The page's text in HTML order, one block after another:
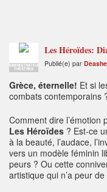
ADMINISTRATEUR
THÉÂTRES
Les Héroïdes:
Publié(e) par
Grèce, éternelle! Et si
combats contemporains
Comment dire l’émotion
Les Héroïdes ? Est-ce
à la beauté, l’audace,
vers un modèle féminin
peurs ? Ou cette
artistique qui n’a peur